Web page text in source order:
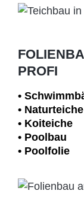
PROFI
•
• Naturteiche
• Koiteiche
• Poolbau
• Poolfolie